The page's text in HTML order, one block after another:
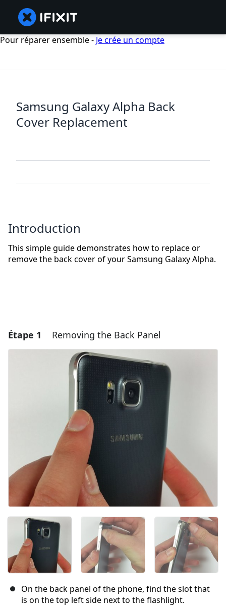
Pour réparer ensemble - Je crée un compte
Samsung Galaxy Alpha Back
Cover Replacement
Introduction
This simple guide demonstrates how to replace or
remove the back cover of your Samsung Galaxy Alpha.
Étape 1 Removing the Back Panel
On the back panel of the phone, find the slot that
is on the top left side next to the flashlight.